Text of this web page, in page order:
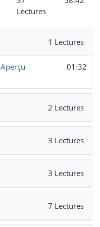
Lectures
1 Lectures
Aperçu 01:32
2 Lectures
3 Lectures
3 Lectures
7 Lectures